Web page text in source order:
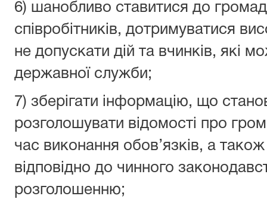
6) шанобливо ставитися до
співробітників, дотримуватися
не допускати дій та вчинків, які
державної служби;
7) зберігати інформацію, що
розголошувати відомості про
час виконання обов’язків, а
відповідно до чинного
розголошенню;